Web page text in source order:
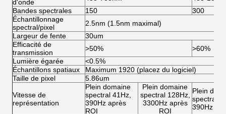
d'onde
Bandes spectrales
150
300
Échantillonnage
spectral/pixel
2.5nm (1.5nm maximal)
Largeur de fente
30um
Efficacité de
transmission
>50%
>60%
Lumière égarée
<0.5%
Échantillons spatiaux
Maximum 1920 (placez du logiciel)
Taille de pixel
5.86um
Vitesse de
représentation
Plein domaine
spectral 41Hz,
390Hz après
ROI
Plein domaine
spectral 128Hz,
3300Hz après
ROI
Plein
spectral
390Hz